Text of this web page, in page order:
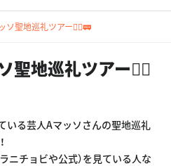
ソ聖地巡礼ツアー🚶‍♂️🚃
聖地巡礼ツアー🚶‍♂️
いる芸人Aマッソさんの聖地巡礼
ニチョビや公式）を見ている人な